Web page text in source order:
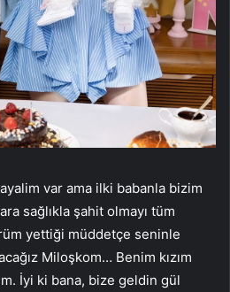
var ama ilki babanla bizim
sağlıkla şahit olmayı tüm
yettiği müddetçe seninle
Miloşkom… Benim kızım
İyi ki bana, bize geldin gül